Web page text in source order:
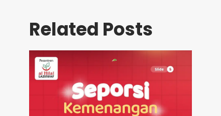
Related Posts